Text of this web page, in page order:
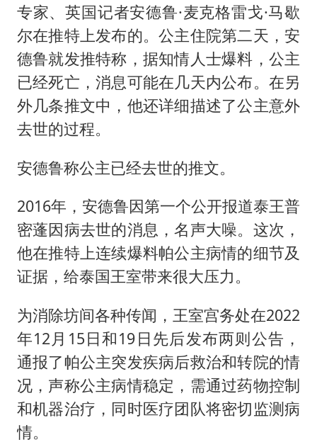
专家、英国记者安德鲁·麦克格雷戈·马歇
尔在推特上发布的。公主住院第二天，安
德鲁就发推特称，据知情人士爆料，公主
已经死亡，消息可能在几天内公布。在另
外几条推文中，他还详细描述了公主意外
去世的过程。
安德鲁称公主已经去世的推文。
2016年，安德鲁因第一个公开报道泰王普
密蓬因病去世的消息，名声大噪。这次，
他在推特上连续爆料帕公主病情的细节及
证据，给泰国王室带来很大压力。
为消除坊间各种传闻，王室宫务处在2022
年12月15日和19日先后发布两则公告，
通报了帕公主突发疾病后救治和转院的情
况，声称公主病情稳定，需通过药物控制
和机器治疗，同时医疗团队将密切监测病
情。